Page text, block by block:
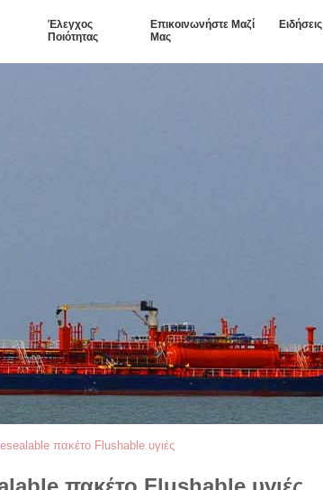
Έλεγχος
Ποιότητας
Επικοινωνήστε Μαζί
Μας
Ειδήσεις
πακέτο Flushable υγιές